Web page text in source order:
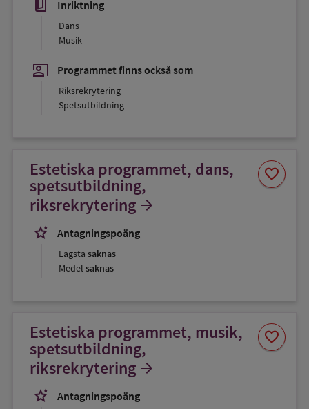
book_5 Inriktning
Dans
Musik
co_present Programmet finns också som
Riksrekrytering
Spetsutbildning
Estetiska programmet, dans,
spetsutbildning,
riksrekrytering arrow_forward
stars_2
Antagningspoäng
Lägsta saknas
Medel saknas
favorite
Spara
som
Estetiska programmet, musik,
spetsutbildning,
riksrekrytering arrow_forward
stars_2
Antagningspoäng
favorite
Spara
som